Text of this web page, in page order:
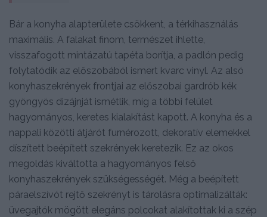
Bár a konyha alapterülete csökkent, a térkihasználás
maximális. A falakat finom, természet ihlette,
visszafogott mintázatú tapéta borítja, a padlón pedig
folytatódik az előszobából ismert kvarc vinyl. Az alsó
konyhaszekrények frontjai az előszobai gardrób kék
gyöngyös dizájnját ismétlik, míg a többi felület
hagyományos, keretes kialakítást kapott. A konyha és a
nappali közötti átjárót furnérozott, dekoratív elemekkel
díszített beépített szekrények keretezik. Ez az okos
megoldás kiváltotta a hagyományos felső
konyhaszekrények szükségességét. Még a beépített
páraelszívót rejtő szekrényt is tárolásra optimalizálták:
üvegajtók mögött elegáns polcokat alakítottak ki a szép